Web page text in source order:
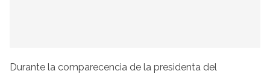
Durante la comparecencia de la presidenta del